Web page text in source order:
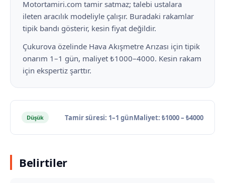
Motortamiri.com tamir satmaz; talebi ustalara
ileten aracılık modeliyle çalışır. Buradaki rakamlar
tipik bandı gösterir, kesin fiyat değildir.
Çukurova özelinde Hava Akışmetre Arızası için tipik
onarım 1–1 gün, maliyet ₺1000–4000. Kesin rakam
için ekspertiz şarttır.
Düşük Tamir süresi: 1–1 günMaliyet: ₺1000 – ₺4000
Belirtiler